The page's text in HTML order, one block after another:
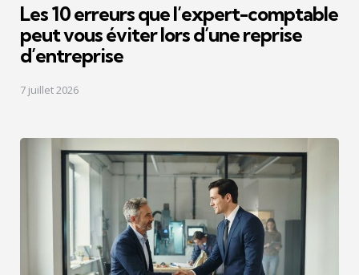
Les 10 erreurs que l’expert-comptable
peut vous éviter lors d’une reprise
d’entreprise
7 juillet 2026